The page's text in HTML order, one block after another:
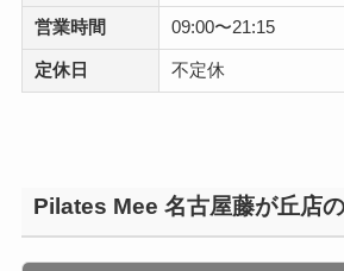
営業時間 09:00〜21:15
定休日 不定休
Pilates Mee 名古屋藤が丘店